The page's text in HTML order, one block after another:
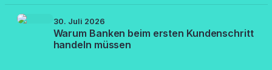
30. Juli 2026
Warum Banken beim ersten Kundenschritt
handeln müssen